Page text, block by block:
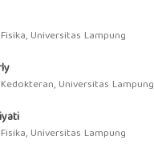
Universitas Lampung
Universitas Lampung
Universitas Lampung